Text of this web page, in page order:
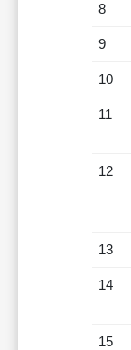
8
9
10
11
12
13
14
15